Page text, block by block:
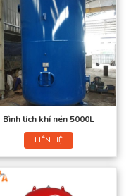
Bình tích khí nén 5000L
LIÊN HỆ